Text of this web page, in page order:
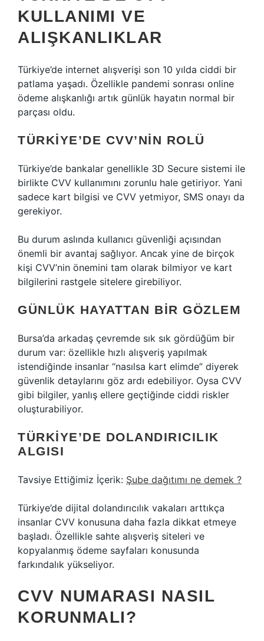
KULLANIMI VE
ALIŞKANLIKLAR
Türkiye’de internet alışverişi son 10 yılda ciddi bir
patlama yaşadı. Özellikle pandemi sonrası online
ödeme alışkanlığı artık günlük hayatın normal bir
parçası oldu.
TÜRKIYE’DE CVV’NIN ROLÜ
Türkiye’de bankalar genellikle 3D Secure sistemi ile
birlikte CVV kullanımını zorunlu hale getiriyor. Yani
sadece kart bilgisi ve CVV yetmiyor, SMS onayı da
gerekiyor.
Bu durum aslında kullanıcı güvenliği açısından
önemli bir avantaj sağlıyor. Ancak yine de birçok
kişi CVV’nin önemini tam olarak bilmiyor ve kart
bilgilerini rastgele sitelere girebiliyor.
GÜNLÜK HAYATTAN BIR GÖZLEM
Bursa’da arkadaş çevremde sık sık gördüğüm bir
durum var: özellikle hızlı alışveriş yapılmak
istendiğinde insanlar “nasılsa kart elimde” diyerek
güvenlik detaylarını göz ardı edebiliyor. Oysa CVV
gibi bilgiler, yanlış ellere geçtiğinde ciddi riskler
oluşturabiliyor.
TÜRKIYE’DE DOLANDIRICILIK
ALGISI
Tavsiye Ettiğimiz İçerik: Şube dağıtımı ne demek ?
Türkiye’de dijital dolandırıcılık vakaları arttıkça
insanlar CVV konusuna daha fazla dikkat etmeye
başladı. Özellikle sahte alışveriş siteleri ve
kopyalanmış ödeme sayfaları konusunda
farkındalık yükseliyor.
CVV NUMARASI NASIL
KORUNMALI?